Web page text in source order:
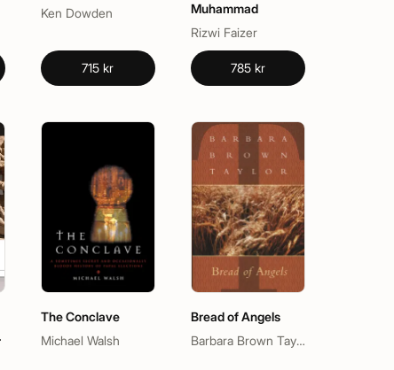
Ken Dowden
715 kr
Muhammad
Rizwi Faizer
785 kr
The Conclave
Michael Walsh
Bread of Angels
Barbara Brown Taylor